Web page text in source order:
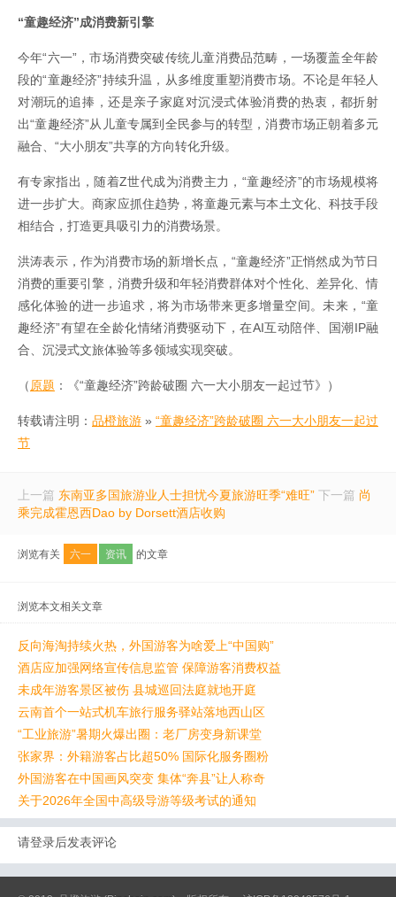
“童趣经济”成消费新引擎
今年“六一”，市场消费突破传统儿童消费品范畴，一场覆盖全年龄
段的“童趣经济”持续升温，从多维度重塑消费市场。不论是年轻人
对潮玩的追捧，还是亲子家庭对沉浸式体验消费的热衷，都折射
出“童趣经济”从儿童专属到全民参与的转型，消费市场正朝着多元
融合、“大小朋友”共享的方向转化升级。
有专家指出，随着Z世代成为消费主力，“童趣经济”的市场规模将
进一步扩大。商家应抓住趋势，将童趣元素与本土文化、科技手段
相结合，打造更具吸引力的消费场景。
洪涛表示，作为消费市场的新增长点，“童趣经济”正悄然成为节日
消费的重要引擎，消费升级和年轻消费群体对个性化、差异化、情
感化体验的进一步追求，将为市场带来更多增量空间。未来，“童
趣经济”有望在全龄化情绪消费驱动下，在AI互动陪伴、国潮IP融
合、沉浸式文旅体验等多领域实现突破。
（原题 ：《“童趣经济”跨龄破圈 六一大小朋友一起过节》）
转载请注明： 品橙旅游 » “童趣经济”跨龄破圈 六一大小朋友一起过
节
上一篇 东南亚多国旅游业人士担忧今夏旅游旺季“难旺” 下一篇 尚
乘完成霍恩西Dao by Dorsett酒店收购
浏览有关 六一 资讯 的文章
浏览本文相关文章
反向海淘持续火热，外国游客为啥爱上“中国购”
酒店应加强网络宣传信息监管 保障游客消费权益
未成年游客景区被伤 县城巡回法庭就地开庭
云南首个一站式机车旅行服务驿站落地西山区
“工业旅游”暑期火爆出圈：老厂房变身新课堂
张家界：外籍游客占比超50% 国际化服务圈粉
外国游客在中国画风突变 集体“奔县”让人称奇
关于2026年全国中高级导游等级考试的通知
请登录后发表评论